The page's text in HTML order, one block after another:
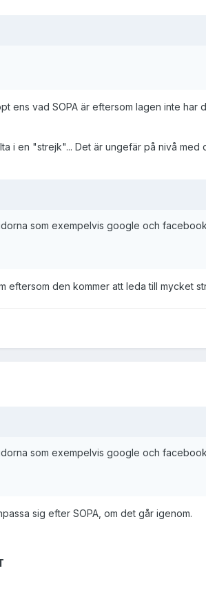
vad SOPA är eftersom lagen inte har
i en "strejk"... Det är ungefär på nivå
som exempelvis google och
eftersom den kommer att leda till mycket
som exempelvis google och
sig efter SOPA, om det går igenom.